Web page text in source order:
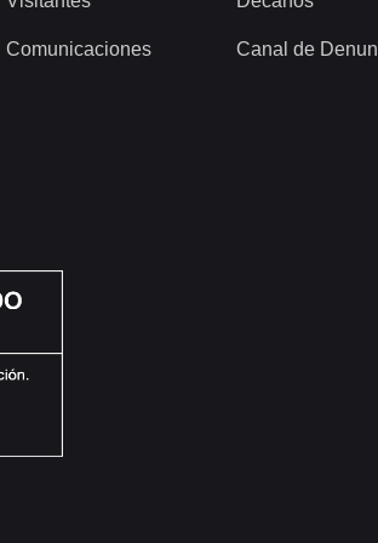
Comunicaciones Canal de